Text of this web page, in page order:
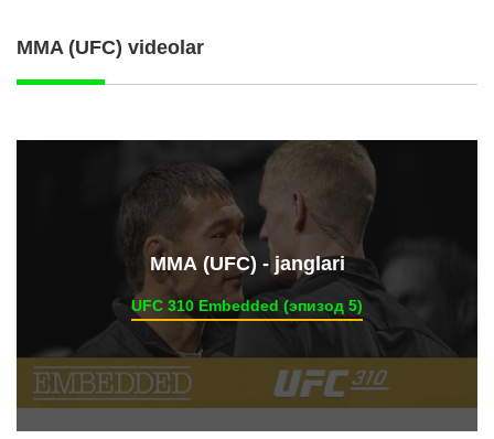
MMA (UFC) videolar
ММА (UFC) - janglari
UFC 310 Embedded (эпизод 5)